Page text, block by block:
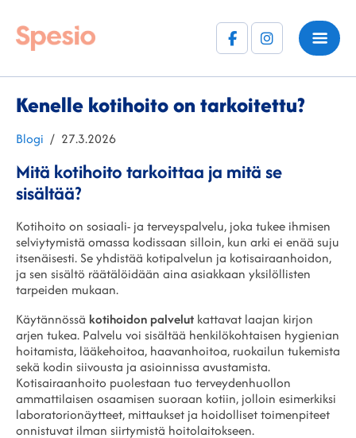
FacebookInstagram
Kenelle kotihoito on tarkoitettu?
Kategoriat
Blogi Julkaistu
27.3.2026
Mitä kotihoito tarkoittaa ja mitä se
sisältää?
Kotihoito on sosiaali- ja terveyspalvelu, joka tukee ihmisen
selviytymistä omassa kodissaan silloin, kun arki ei enää suju
itsenäisesti. Se yhdistää kotipalvelun ja kotisairaanhoidon,
ja sen sisältö räätälöidään aina asiakkaan yksilöllisten
tarpeiden mukaan.
Käytännössä kotihoidon palvelut kattavat laajan kirjon
arjen tukea. Palvelu voi sisältää henkilökohtaisen hygienian
hoitamista, lääkehoitoa, haavanhoitoa, ruokailun tukemista
sekä kodin siivousta ja asioinnissa avustamista.
Kotisairaanhoito puolestaan tuo terveydenhuollon
ammattilaisen osaamisen suoraan kotiin, jolloin esimerkiksi
laboratorionäytteet, mittaukset ja hoidolliset toimenpiteet
onnistuvat ilman siirtymistä hoitolaitokseen.